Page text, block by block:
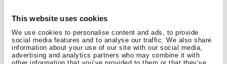
This website uses cookies
We use cookies to personalise content and ads, to provide
social media features and to analyse our traffic. We also share
information about your use of our site with our social media,
advertising and analytics partners who may combine it with
other information that you’ve provided to them or that they’ve
NUEVO